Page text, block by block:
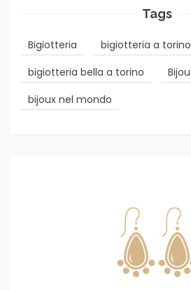
Tags
Bigiotteria
bigiotteria a torino
bigiotteria bella a torino
Bijou
bijoux nel mondo